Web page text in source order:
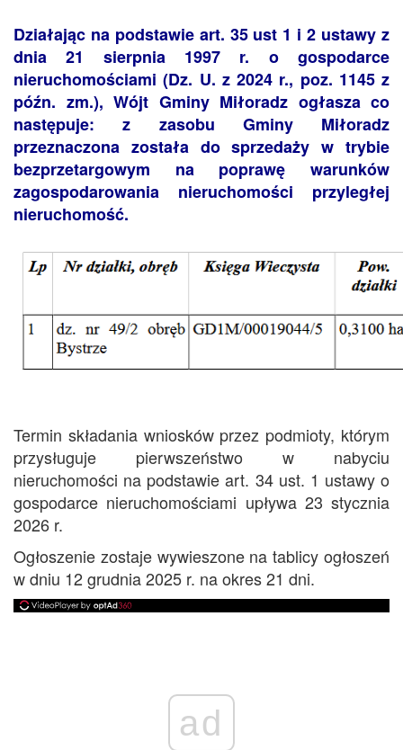
Działając na podstawie art. 35 ust 1 i 2 ustawy z
dnia 21 sierpnia 1997 r. o gospodarce
nieruchomościami (Dz. U. z 2024 r., poz. 1145 z
późn. zm.), Wójt Gminy Miłoradz ogłasza co
następuje: z zasobu Gminy Miłoradz
przeznaczona została do sprzedaży w trybie
bezprzetargowym na poprawę warunków
zagospodarowania nieruchomości przyległej
nieruchomość.
Termin składania wniosków przez podmioty, którym
przysługuje pierwszeństwo w nabyciu
nieruchomości na podstawie art. 34 ust. 1 ustawy o
gospodarce nieruchomościami upływa 23 stycznia
2026 r.
Ogłoszenie zostaje wywieszone na tablicy ogłoszeń
w dniu 12 grudnia 2025 r. na okres 21 dni.
ad